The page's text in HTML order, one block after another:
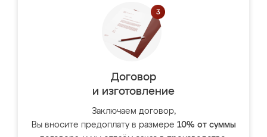
Договор
и изготовление
Заключаем договор,
Вы вносите предоплату в размере 10% от суммы